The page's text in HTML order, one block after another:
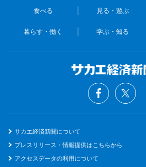
食べる 見る・遊ぶ
暮らす・働く 学ぶ・知る
サカエ経済新聞について
プレスリリース・情報提供はこちらから
アクセスデータの利用について